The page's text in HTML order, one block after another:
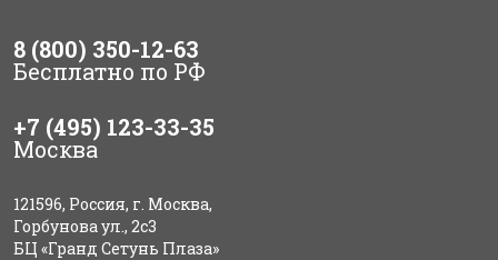
8 (800) 350-12-63
Бесплатно по РФ
+7 (495) 123-33-35
Москва
121596, Россия, г. Москва,
Горбунова ул., 2с3
БЦ «Гранд Сетунь Плаза»